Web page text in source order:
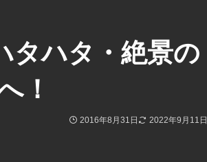
タハタ・絶景の
！
2016年8月31日 2022年9月11日